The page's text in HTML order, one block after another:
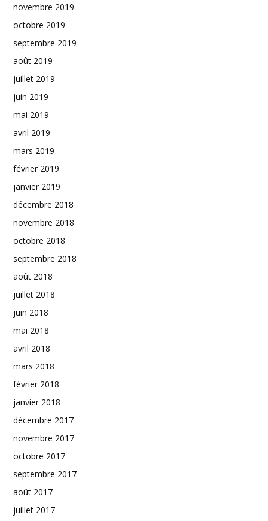
novembre 2019
octobre 2019
septembre 2019
août 2019
juillet 2019
juin 2019
mai 2019
avril 2019
mars 2019
février 2019
janvier 2019
décembre 2018
novembre 2018
octobre 2018
septembre 2018
août 2018
juillet 2018
juin 2018
mai 2018
avril 2018
mars 2018
février 2018
janvier 2018
décembre 2017
novembre 2017
octobre 2017
septembre 2017
août 2017
juillet 2017